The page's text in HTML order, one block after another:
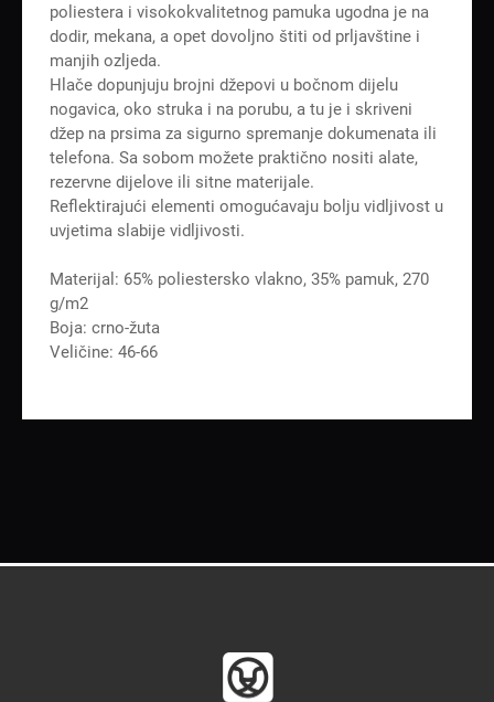
poliestera i visokokvalitetnog pamuka ugodna je na
dodir, mekana, a opet dovoljno štiti od prljavštine i
manjih ozljeda.
Hlače dopunjuju brojni džepovi u bočnom dijelu
nogavica, oko struka i na porubu, a tu je i skriveni
džep na prsima za sigurno spremanje dokumenata ili
telefona. Sa sobom možete praktično nositi alate,
rezervne dijelove ili sitne materijale.
Reflektirajući elementi omogućavaju bolju vidljivost u
uvjetima slabije vidljivosti.
Materijal: 65% poliestersko vlakno, 35% pamuk, 270
g/m2
Boja: crno-žuta
Veličine: 46-66